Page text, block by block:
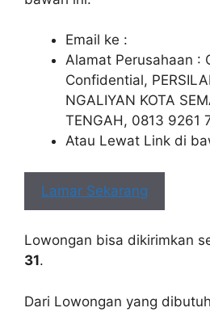
Email ke :
Alamat Perusahaan :
Confidential,
NGALIYAN KOTA
TENGAH, 0813 9261
Atau Lewat Link di
Lamar Sekarang
Lowongan bisa dikirimkan
31.
Dari Lowongan yang